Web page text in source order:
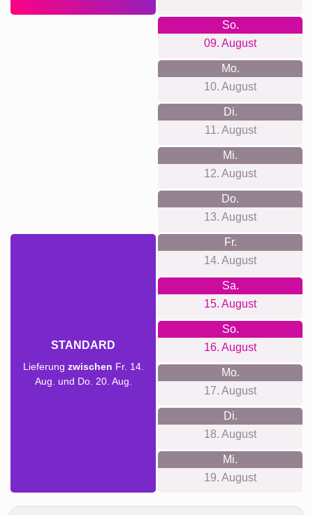
So.
09. August
Mo.
10. August
Di.
11. August
Mi.
12. August
Do.
13. August
STANDARD
Lieferung zwischen Fr. 14.
Aug. und Do. 20. Aug.
Fr.
14. August
Sa.
15. August
So.
16. August
Mo.
17. August
Di.
18. August
Mi.
19. August